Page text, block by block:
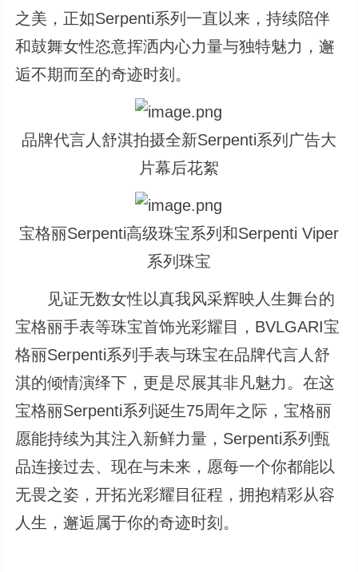
之美，正如Serpenti系列一直以来，持续陪伴
和鼓舞女性恣意挥洒内心力量与独特魅力，邂
逅不期而至的奇迹时刻。
品牌代言人舒淇拍摄全新Serpenti系列广告大
片幕后花絮
宝格丽Serpenti高级珠宝系列和Serpenti Viper
系列珠宝
见证无数女性以真我风采辉映人生舞台的
宝格丽手表等珠宝首饰光彩耀目，BVLGARI宝
格丽Serpenti系列手表与珠宝在品牌代言人舒
淇的倾情演绎下，更是尽展其非凡魅力。在这
宝格丽Serpenti系列诞生75周年之际，宝格丽
愿能持续为其注入新鲜力量，Serpenti系列甄
品连接过去、现在与未来，愿每一个你都能以
无畏之姿，开拓光彩耀目征程，拥抱精彩从容
人生，邂逅属于你的奇迹时刻。